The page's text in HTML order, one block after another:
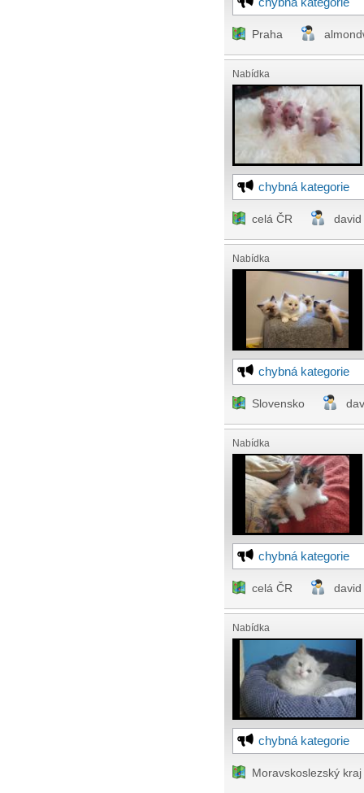
Praha
Nabídka
chybná kategorie
celá ČR
Nabídka
chybná kategorie
Slovensko
Nabídka
chybná kategorie
celá ČR
Nabídka
chybná kategorie
Moravskoslezský kraj